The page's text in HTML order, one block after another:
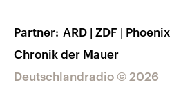
Barrierefreiheit
Deutschlandradio © 2026
Partner ARD | ZDF | Phoenix
Chronik der Mauer